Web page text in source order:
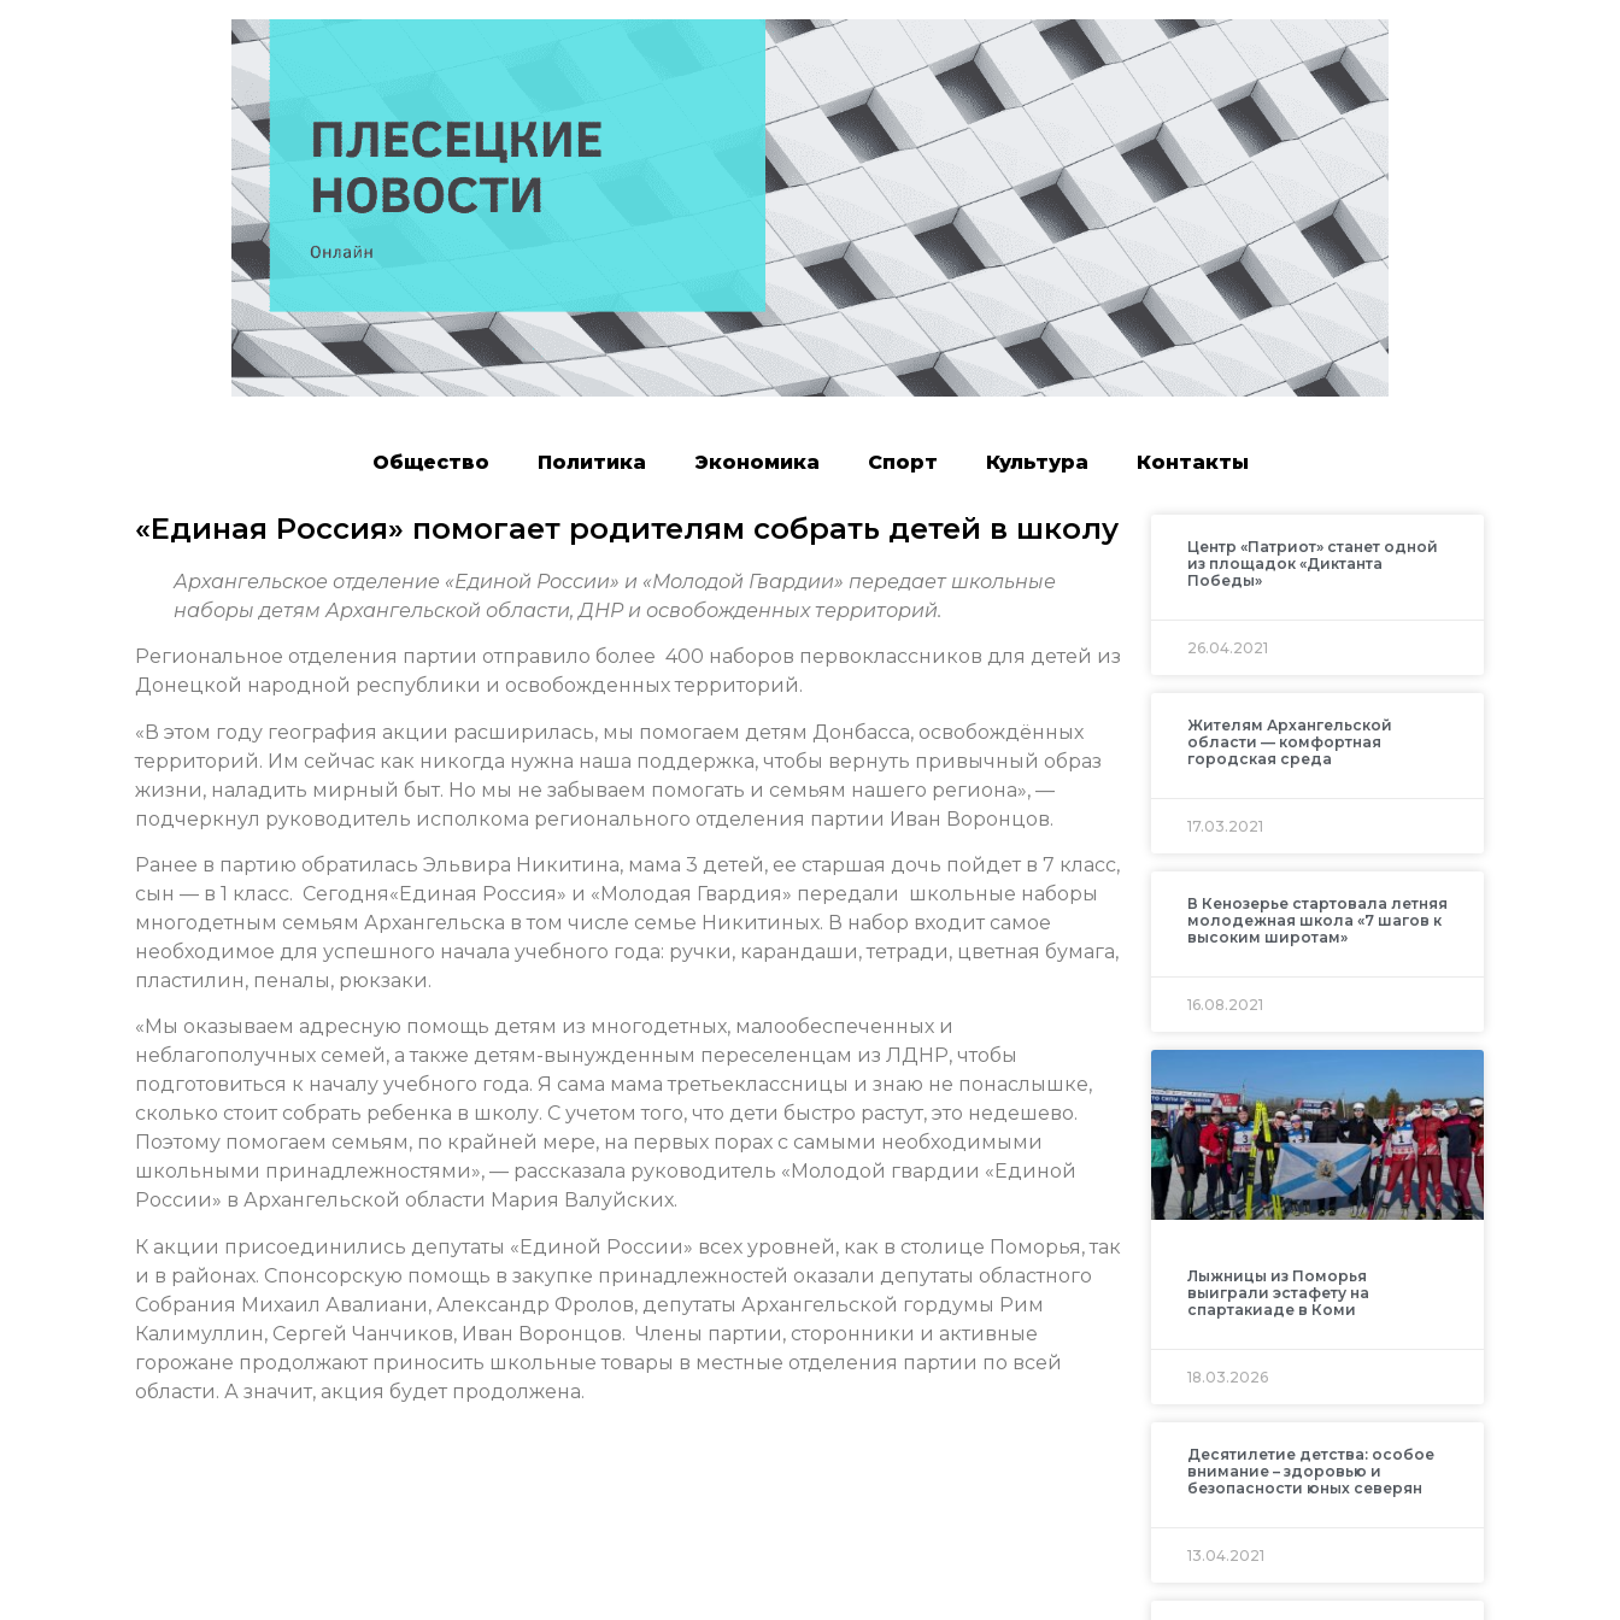
Общество Политика Экономика Спорт Культура Контакты
«Единая Россия» помогает родителям собрать детей в школу
Архангельское отделение «Единой России» и «Молодой Гвардии» передает школьные
наборы детям Архангельской области, ДНР и освобожденных территорий.
Региональное отделения партии отправило более 400 наборов первоклассников для детей из
Донецкой народной республики и освобожденных территорий.
«В этом году география акции расширилась, мы помогаем детям Донбасса, освобождённых
территорий. Им сейчас как никогда нужна наша поддержка, чтобы вернуть привычный образ
жизни, наладить мирный быт. Но мы не забываем помогать и семьям нашего региона», —
подчеркнул руководитель исполкома регионального отделения партии Иван Воронцов.
Ранее в партию обратилась Эльвира Никитина, мама 3 детей, ее старшая дочь пойдет в 7 класс,
сын — в 1 класс. Сегодня«Единая Россия» и «Молодая Гвардия» передали школьные наборы
многодетным семьям Архангельска в том числе семье Никитиных. В набор входит самое
необходимое для успешного начала учебного года: ручки, карандаши, тетради, цветная бумага,
пластилин, пеналы, рюкзаки.
«Мы оказываем адресную помощь детям из многодетных, малообеспеченных и
неблагополучных семей, а также детям-вынужденным переселенцам из ЛДНР, чтобы
подготовиться к началу учебного года. Я сама мама третьеклассницы и знаю не понаслышке,
сколько стоит собрать ребенка в школу. С учетом того, что дети быстро растут, это недешево.
Поэтому помогаем семьям, по крайней мере, на первых порах с самыми необходимыми
школьными принадлежностями», — рассказала руководитель «Молодой гвардии «Единой
России» в Архангельской области Мария Валуйских.
К акции присоединились депутаты «Единой России» всех уровней, как в столице Поморья, так
и в районах. Спонсорскую помощь в закупке принадлежностей оказали депутаты областного
Собрания Михаил Авалиани, Александр Фролов, депутаты Архангельской гордумы Рим
Калимуллин, Сергей Чанчиков, Иван Воронцов. Члены партии, сторонники и активные
горожане продолжают приносить школьные товары в местные отделения партии по всей
области. А значит, акция будет продолжена.
Центр «Патриот» станет одной
из площадок «Диктанта
Победы»
26.04.2021
Жителям Архангельской
области — комфортная
городская среда
17.03.2021
В Кенозерье стартовала летняя
молодежная школа «7 шагов к
высоким широтам»
16.08.2021
Лыжницы из Поморья
выиграли эстафету на
спартакиаде в Коми
18.03.2026
Десятилетие детства: особое
внимание – здоровью и
безопасности юных северян
13.04.2021